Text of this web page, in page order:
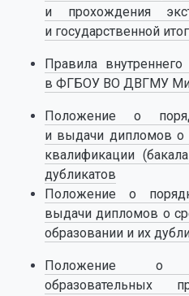
и прохождения
и государственной
Правила
в ФГБОУ ВО ДВГМУ
Положение о
и выдачи дипломов
квалификации
дубликатов
Положение о
выдачи дипломов о
образовании и их
Положение о
образовательных